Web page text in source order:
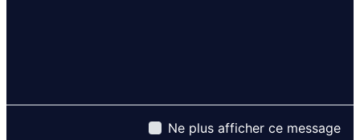
Ne plus afficher ce message